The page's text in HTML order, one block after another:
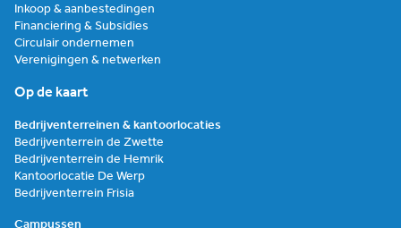
Inkoop & aanbestedingen
Financiering & Subsidies
Circulair ondernemen
Verenigingen & netwerken
Op de kaart
Bedrijventerreinen & kantoorlocaties
Bedrijventerrein de Zwette
Bedrijventerrein de Hemrik
Kantoorlocatie De Werp
Bedrijventerrein Frisia
Campussen